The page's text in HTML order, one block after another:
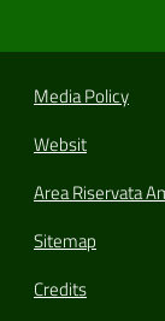
Media Policy
Websit
Area Riservata
Sitemap
Credits